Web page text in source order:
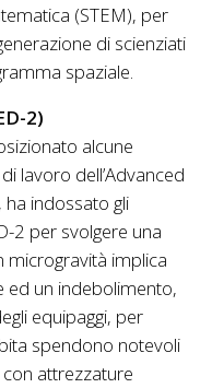
(STEM), per
di scienziati
spaziale.
2)
alcune
lavoro dell’Advanced
ha indossato gli
2 per svolgere una
microgravità implica
ed un indebolimento,
equipaggi, per
spendono notevoli
attrezzature